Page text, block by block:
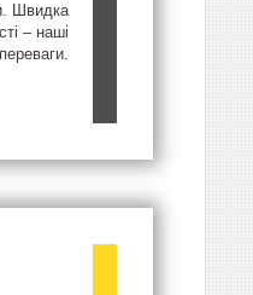
Швидка
– наші
переваги.